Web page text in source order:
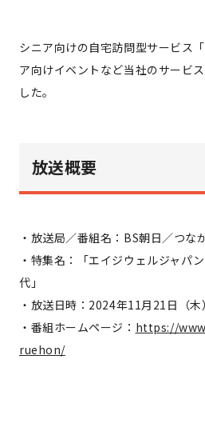
シニア向けの自宅訪問型サービス
ア向けイベントなど当社のサービ
した。
放送概要
・放送局／番組名：BS朝日／つな
・特集名：「エイジウェルジャパ
代」
・放送日時：2024年11月21日（
・番組ホームページ： https://
ruehon/